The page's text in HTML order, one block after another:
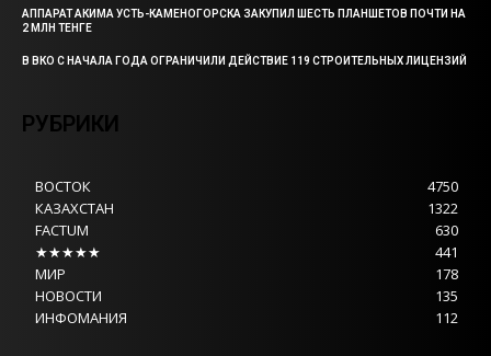
АППАРАТ АКИМА УСТЬ-КАМЕНОГОРСКА ЗАКУПИЛ ШЕСТЬ ПЛАНШЕТОВ ПОЧТИ НА
2 МЛН ТЕНГЕ
В ВКО С НАЧАЛА ГОДА ОГРАНИЧИЛИ ДЕЙСТВИЕ 119 СТРОИТЕЛЬНЫХ ЛИЦЕНЗИЙ
РУБРИКИ
ВОСТОК
4750
КАЗАХСТАН
1322
FACTUM
630
★★★★★
441
МИР
178
НОВОСТИ
135
ИНФОМАНИЯ
112